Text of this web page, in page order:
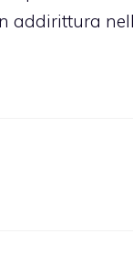
addirittura